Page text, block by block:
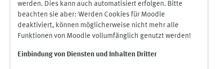
werden. Dies kann auch automatisiert erfolgen. Bitte
beachten sie aber: Werden Cookies für Moodle
deaktiviert, können möglicherweise nicht mehr alle
Funktionen von Moodle vollumfänglich genutzt werden!
Einbindung von Diensten und Inhalten Dritter